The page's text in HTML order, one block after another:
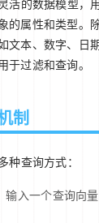
活的数据模型，
的属性和类型。
文本、数字、日
于过滤和查询。
制
种查询方式：
输入一个查询向